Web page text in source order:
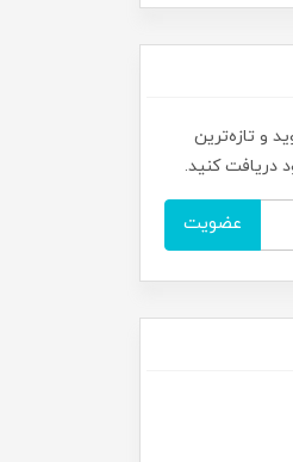
و تازه‌ترین
دریافت کنید.
عضویت